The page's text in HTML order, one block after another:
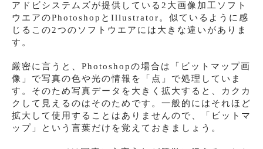
アドビシステムズが提供している2大画像加工ソフト
ウエアのPhotoshopとIllustrator。似ているように感
じるこの2つのソフトウエアには大きな違いがありま
す。
厳密に言うと、Photoshopの場合は「ビットマップ画
像」で写真の色や光の情報を「点」で処理していま
す。そのため写真データを大きく拡大すると、カクカ
クして見えるのはそのためです。一般的にはそれほど
拡大して使用することはありませんので、「ビットマ
ップ」という言葉だけを覚えておきましょう。